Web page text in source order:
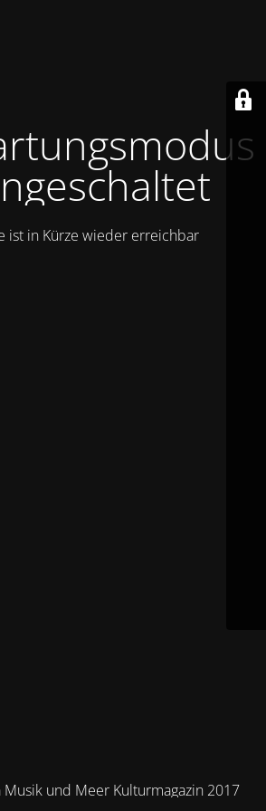
ist in Kürze wieder erreichbar
und Meer Kulturmagazin 2017